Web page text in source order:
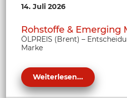
14. Juli 2026
Rohstoffe & Emerging
ÖLPREIS (Brent) –
Marke
Weiterlesen...